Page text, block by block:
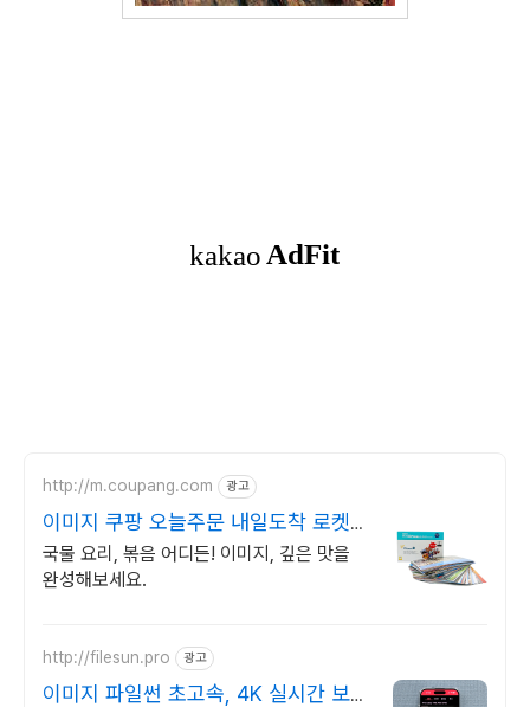
http://m.coupang.com 광고
이미지 쿠팡 오늘주문 내일도착 로켓배
송
국물 요리, 볶음 어디든! 이미지, 깊은 맛을
완성해보세요.
http://filesun.pro 광고
이미지 파일썬 초고속, 4K 실시간 보